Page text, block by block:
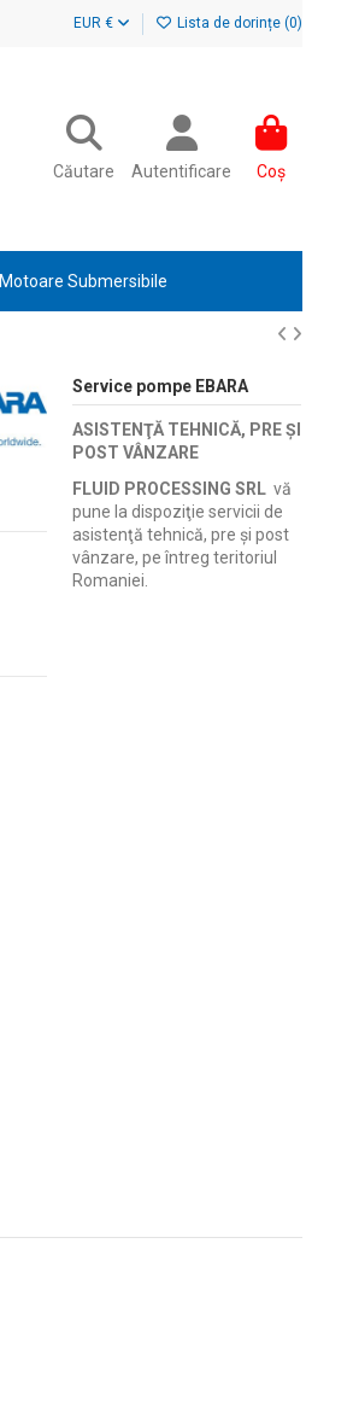
EUR € Lista de dorințe (0)
Căutare Autentificare Coș
Motoare Submersibile
Service pompe EBARA
ASISTENŢĂ TEHNICĂ, PRE ŞI
POST VÂNZARE
FLUID PROCESSING SRLvă
pune la dispoziţie servicii de
asistenţă tehnică, pre şi post
vânzare, pe întreg teritoriul
Romaniei.